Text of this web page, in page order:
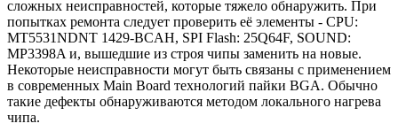
сложных неисправностей, которые тяжело обнаружить. При
попытках ремонта следует проверить её элементы - CPU:
MT5531NDNT 1429-BCAH, SPI Flash: 25Q64F, SOUND:
MP3398A и, вышедшие из строя чипы заменить на новые.
Некоторые неисправности могут быть связаны с применением
в современных Main Board технологий пайки BGA. Обычно
такие дефекты обнаруживаются методом локального нагрева
чипа.